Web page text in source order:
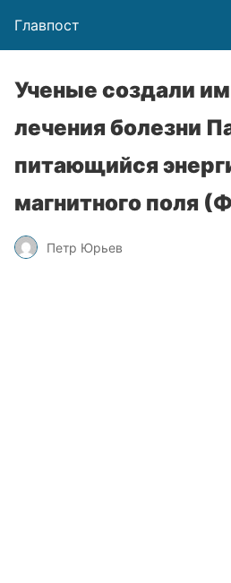
Главпост
Ученые создали
лечения болезни
питающийся
магнитного поля
Петр Юрьев